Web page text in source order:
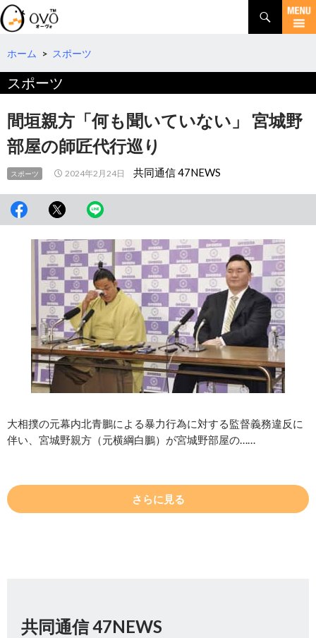
検
索
コ
テ
へ
移
動
ホーム > スポーツ
スポーツ
間垣親方「何も聞いていない」 宮城野
部屋の師匠代行巡り
スポーツ 2024年2月24日 共同通信 47NEWS
大相撲の元幕内北青鵬による暴力行為に対する監督義務違反に
伴い、宮城野親方（元横綱白鵬）が宮城野部屋の……
さらに見る
共同通信 47NEWS